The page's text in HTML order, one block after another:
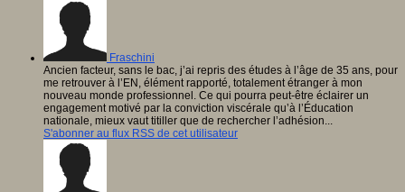
Fraschini
Ancien facteur, sans le bac, j’ai repris des études à l’âge de 35 ans, pour
me retrouver à l’EN, élément rapporté, totalement étranger à mon
nouveau monde professionnel. Ce qui pourra peut-être éclairer un
engagement motivé par la conviction viscérale qu’à l’Éducation
nationale, mieux vaut titiller que de rechercher l’adhésion...
S'abonner au flux RSS de cet utilisateur